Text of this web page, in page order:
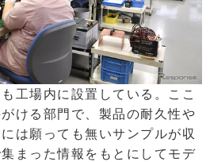
工場内に設置している。ここ
ける部門で、製品の耐久性や
は願っても無いサンプルが収
まった情報をもとにしてモデ